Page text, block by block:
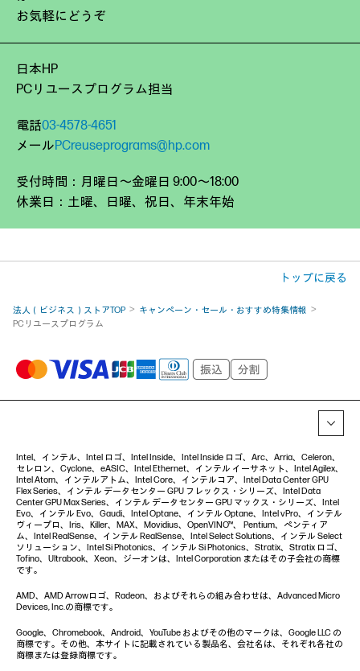
お気軽にどうぞ
日本HP
PCリユースプログラム担当
電話03-4578-4651
メールPCreuseprograms@hp.com
受付時間：月曜日～金曜日 9:00～18:00
休業日：土曜、日曜、祝日、年末年始
トップに戻る
法人（ビジネス）ストアTOP
キャンペーン・セール・おすすめ特集情報
PCリユースプログラム
Intel、インテル、Intel ロゴ、Intel Inside、Intel Inside ロゴ、Arc、Arria、Celeron、
セレロン、Cyclone、eASIC、Intel Ethernet、インテル イーサネット、Intel Agilex、
Intel Atom、インテルアトム、Intel Core、インテルコア、Intel Data Center GPU
Flex Series、インテル データセンター GPU フレックス・シリーズ、Intel Data
Center GPU Max Series、インテル データセンター GPU マックス・シリーズ、Intel
Evo、インテル Evo、Gaudi、Intel Optane、インテル Optane、Intel vPro、インテル
ヴィープロ、Iris、Killer、MAX、Movidius、OpenVINO™、 Pentium、ペンティア
ム、Intel RealSense、インテル RealSense、Intel Select Solutions、インテル Select
ソリューション、Intel Si Photonics、インテル Si Photonics、Stratix、Stratix ロゴ、
Tofino、Ultrabook、Xeon、ジーオンは、Intel Corporation またはその子会社の商標
です。
AMD、AMD Arrowロゴ、Radeon、およびそれらの組み合わせは、Advanced Micro
Devices, Inc.の商標です。
Google、Chromebook、Android、YouTube およびその他のマークは、Google LLC の
商標です。その他、本サイトに記載されている製品名、会社名は、それぞれ各社の
商標または登録商標です。